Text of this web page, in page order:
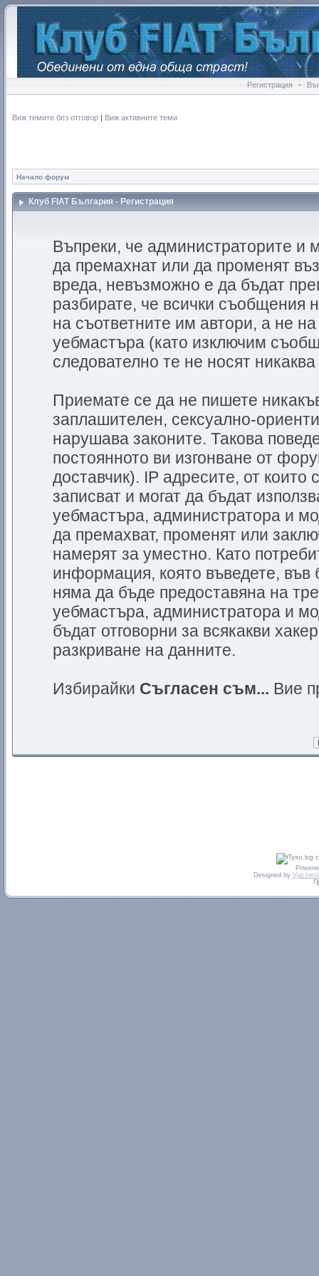
Регистрация •
Виж темите без отговор | Виж активните теми
Начало форум
Клуб FIAT България - Регистрация
Въпреки, че администраторите и
да премахнат или да променят
вреда, невъзможно е да бъдат
разбирате, че всички съобщения
на съответните им автори, а не
уебмастъра (като изключим
следователно те не носят никаква
Приемате се да не пишете
заплашителен, сексуално-
нарушава законите. Такова
постоянното ви изгонване от
доставчик). IP адресите, от
записват и могат да бъдат
уебмастъра, администратора и
да премахват, променят или
намерят за уместно. Като
информация, която въведете,
няма да бъде предоставяна на
уебмастъра, администратора и
бъдат отговорни за всякакви
разкриване на данните.
Избирайки Съгласен съм... Вие
Designed by